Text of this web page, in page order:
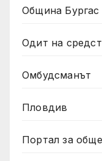
Община Бургас
Одит на
Омбудсманът
Пловдив
Портал за